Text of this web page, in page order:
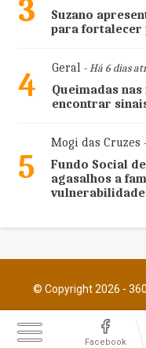
Facebook
3
Suzano
para fortalecer
4 Geral- Há 6 dias
Queimadas
encontrar
5
Mogi das Cruzes
Fundo Social
agasalhos a
vulnerabilidade
© Copyright 2026 -